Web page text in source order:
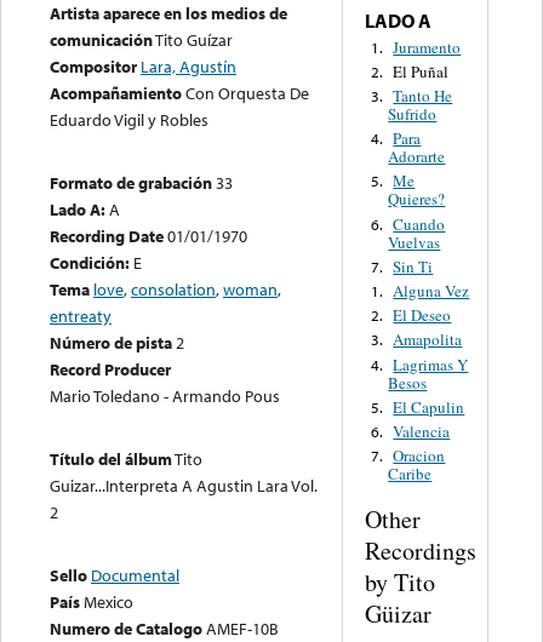
Artista aparece en los medios de
comunicaciónTito Guízar
Compositor Lara, Agustín
AcompañamientoCon Orquesta De
Eduardo Vigil y Robles
Formato de grabación33
Lado A:A
Recording Date01/01/1970
Condición: E
Tema love,consolation,woman,
entreaty
Número de pista2
Record Producer
Mario Toledano - Armando Pous
Título del álbumTito
Guizar...Interpreta A Agustin Lara Vol.
2
Sello Documental
PaísMexico
Numero de CatalogoAMEF-10B
LADO A
1. Juramento
2. El Puñal
3. Tanto He
Sufrido
4. Para
Adorarte
5. Me
Quieres?
6. Cuando
Vuelvas
7. Sin Ti
1. Alguna Vez
2. El Deseo
3. Amapolita
4. Lagrimas Y
Besos
5. El Capulin
6. Valencia
7. Oracion
Caribe
Other
Recordings
by Tito
Güizar